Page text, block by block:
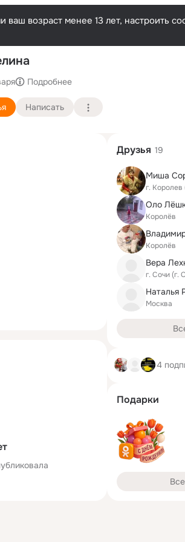
возраст менее 13 лет, настроить
Подробнее
Написать
Друзья 19
Миша
г.
Оло
Королёв
Королёв
Вера
г. Сочи (г.
Москва
4
Подарки